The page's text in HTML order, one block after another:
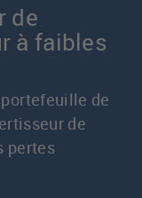
de
à faibles
de
de
pertes